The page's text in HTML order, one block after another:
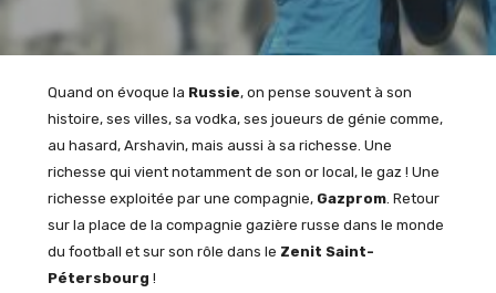
Quand on évoque la Russie, on pense souvent à son
histoire, ses villes, sa vodka, ses joueurs de génie comme,
au hasard, Arshavin, mais aussi à sa richesse. Une
richesse qui vient notamment de son or local, le gaz ! Une
richesse exploitée par une compagnie, Gazprom. Retour
sur la place de la compagnie gazière russe dans le monde
du football et sur son rôle dans le Zenit Saint-
Pétersbourg !